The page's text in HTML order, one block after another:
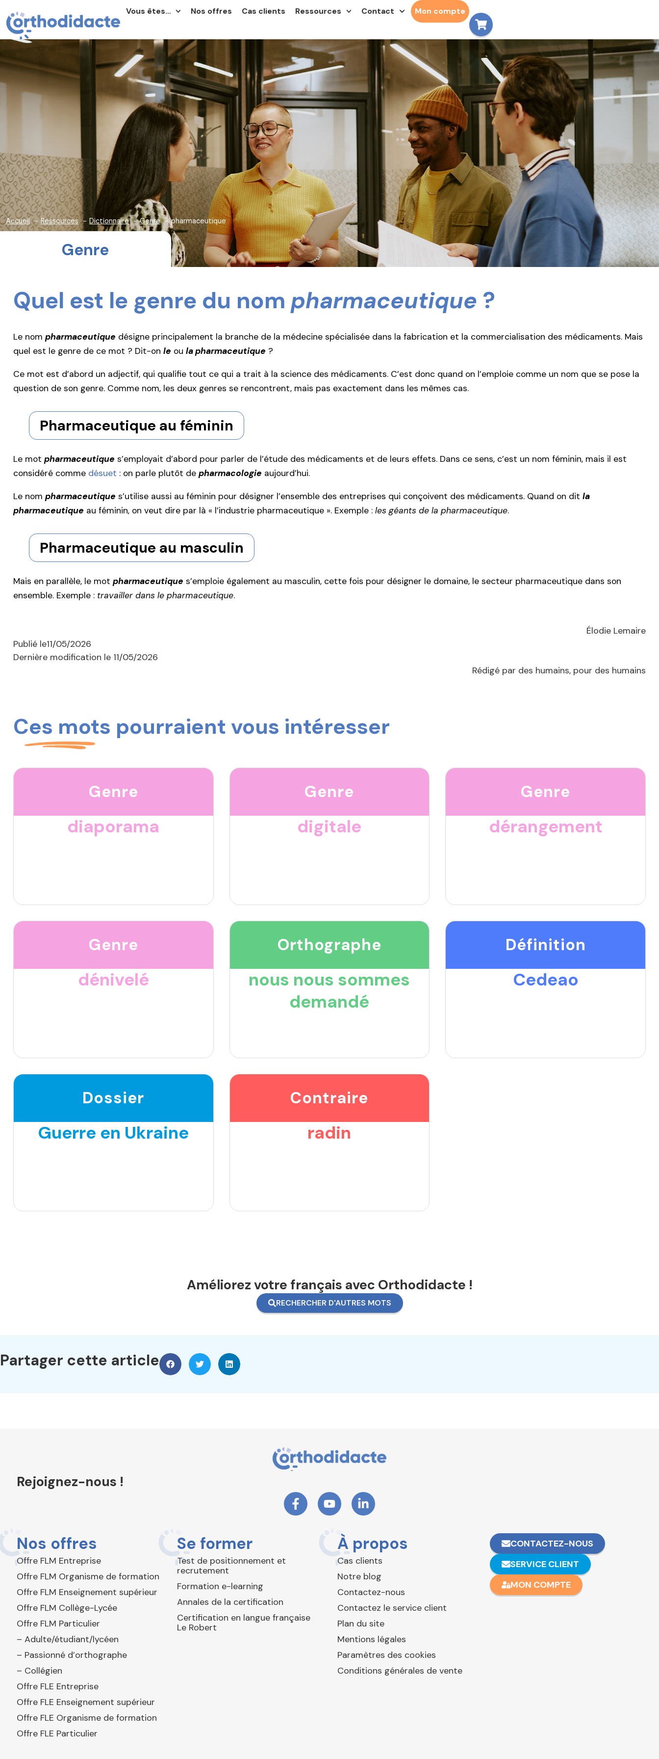
Vous êtes… Nos offres Cas clients Ressources Contact Mon compte
Accueil Ressources Dictionnaire Genre pharmaceutique
Genre
Quel est le genre du nom pharmaceutique ?
Le nom pharmaceutique désigne principalement la branche de la médecine spécialisée dans la fabrication et la commercialisation des médicaments. Mais
quel est le genre de ce mot ? Dit-on le ou la pharmaceutique ?
Ce mot est d’abord un adjectif, qui qualifie tout ce qui a trait à la science des médicaments. C’est donc quand on l’emploie comme un nom que se pose la
question de son genre. Comme nom, les deux genres se rencontrent, mais pas exactement dans les mêmes cas.
Pharmaceutique au féminin
Le mot pharmaceutique s’employait d’abord pour parler de l’étude des médicaments et de leurs effets. Dans ce sens, c’est un nom féminin, mais il est
considéré comme désuet : on parle plutôt de pharmacologie aujourd’hui.
Le nom pharmaceutique s’utilise aussi au féminin pour désigner l’ensemble des entreprises qui conçoivent des médicaments. Quand on dit la
pharmaceutique au féminin, on veut dire par là « l’industrie pharmaceutique ». Exemple : les géants de la pharmaceutique.
Pharmaceutique au masculin
Mais en parallèle, le mot pharmaceutique s’emploie également au masculin, cette fois pour désigner le domaine, le secteur pharmaceutique dans son
ensemble. Exemple : travailler dans le pharmaceutique.
Élodie Lemaire
Publié le11/05/2026
Dernière modification le 11/05/2026
Rédigé par des humains, pour des humains
Ces mots pourraient vous intéresser
Genre
diaporama
Genre
digitale
Genre
dérangement
Genre
dénivelé
Orthographe
nous nous sommes
demandé
Définition
Cedeao
Dossier
Guerre en Ukraine
Contraire
radin
Améliorez votre français avec Orthodidacte !
RECHERCHER D'AUTRES MOTS
Partager cette article
Rejoignez-nous !
Nos offres
Offre FLM Entreprise
Offre FLM Organisme de formation
Offre FLM Enseignement supérieur
Offre FLM Collège-Lycée
Offre FLM Particulier
– Adulte/étudiant/lycéen
– Passionné d’orthographe
– Collégien
Offre FLE Entreprise
Offre FLE Enseignement supérieur
Offre FLE Organisme de formation
Offre FLE Particulier
Se former
Test de positionnement et
recrutement
Formation e-learning
Annales de la certification
Certification en langue française
Le Robert
À propos
Cas clients
Notre blog
Contactez-nous
Contactez le service client
Plan du site
Mentions légales
Paramètres des cookies
Conditions générales de vente
CONTACTEZ-NOUS
SERVICE CLIENT
MON COMPTE